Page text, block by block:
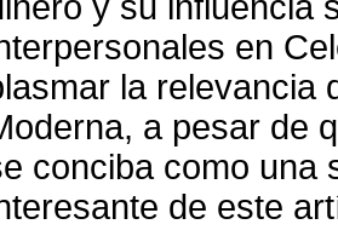
en
la relevancia
a pesar de
conciba como una
de este